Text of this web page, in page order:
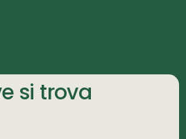
si trova